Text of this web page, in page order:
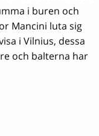
i buren och
Mancini luta sig
i Vilnius, dessa
och balterna har